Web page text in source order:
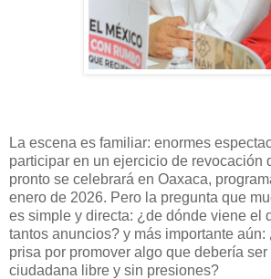
La escena es familiar: enormes
participar en un ejercicio de revocación
pronto se celebrará en Oaxaca,
enero de 2026. Pero la pregunta que
es simple y directa: ¿de dónde viene el
tantos anuncios? y más importante aún:
prisa por promover algo que debería
ciudadana libre y sin presiones?